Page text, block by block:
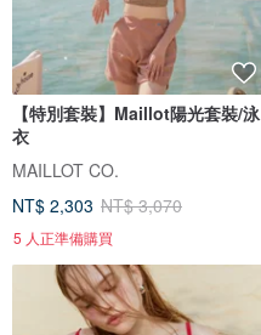
【特別套裝】Maillot陽光套裝/泳
衣
MAILLOT CO.
NT$ 2,303 NT$ 3,070
5 人正準備購買